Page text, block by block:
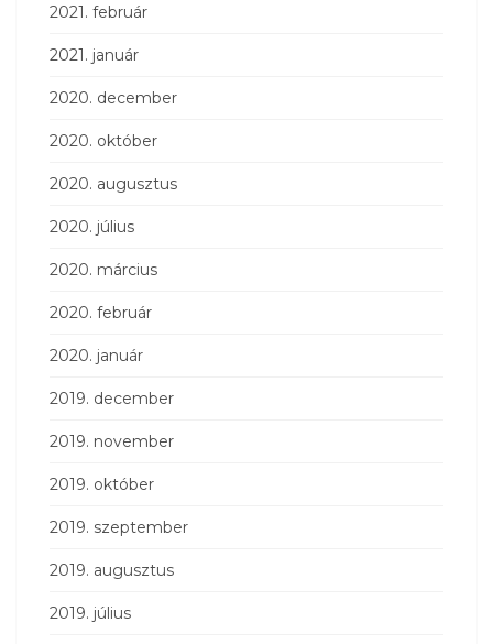
2021. február
2021. január
2020. december
2020. október
2020. augusztus
2020. július
2020. március
2020. február
2020. január
2019. december
2019. november
2019. október
2019. szeptember
2019. augusztus
2019. július